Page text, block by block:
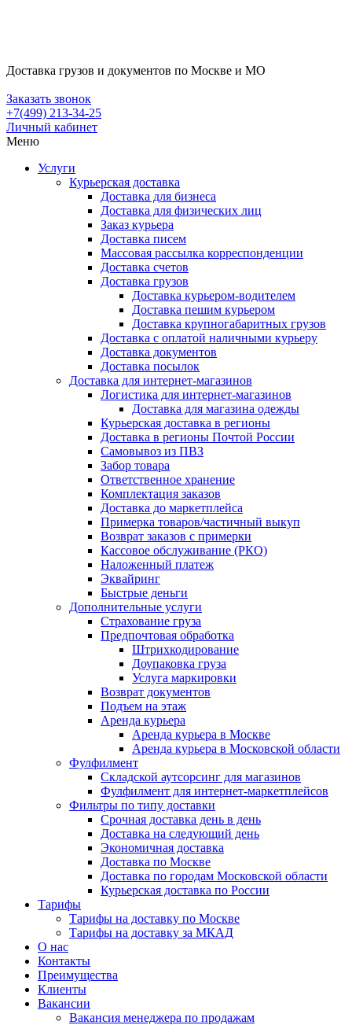
Доставка грузов и документов по Москве и МО
Заказать звонок
+7(499) 213-34-25
Личный кабинет
Меню
Услуги
Курьерская доставка
Доставка для бизнеса
Доставка для физических лиц
Заказ курьера
Доставка писем
Массовая рассылка корреспонденции
Доставка счетов
Доставка грузов
Доставка курьером-водителем
Доставка пешим курьером
Доставка крупногабаритных грузов
Доставка с оплатой наличными курьеру
Доставка документов
Доставка посылок
Доставка для интернет-магазинов
Логистика для интернет-магазинов
Доставка для магазина одежды
Курьерская доставка в регионы
Доставка в регионы Почтой России
Самовывоз из ПВЗ
Забор товара
Ответственное хранение
Комплектация заказов
Доставка до маркетплейса
Примерка товаров/частичный выкуп
Возврат заказов с примерки
Кассовое обслуживание (РКО)
Наложенный платеж
Эквайринг
Быстрые деньги
Дополнительные услуги
Страхование груза
Предпочтовая обработка
Штрихкодирование
Доупаковка груза
Услуга маркировки
Возврат документов
Подъем на этаж
Аренда курьера
Аренда курьера в Москве
Аренда курьера в Московской области
Фулфилмент
Складской аутсорсинг для магазинов
Фулфилмент для интернет-маркетплейсов
Фильтры по типу доставки
Срочная доставка день в день
Доставка на следующий день
Экономичная доставка
Доставка по Москве
Доставка по городам Московской области
Курьерская доставка по России
Тарифы
Тарифы на доставку по Москве
Тарифы на доставку за МКАД
О нас
Контакты
Преимущества
Клиенты
Вакансии
Вакансия менеджера по продажам